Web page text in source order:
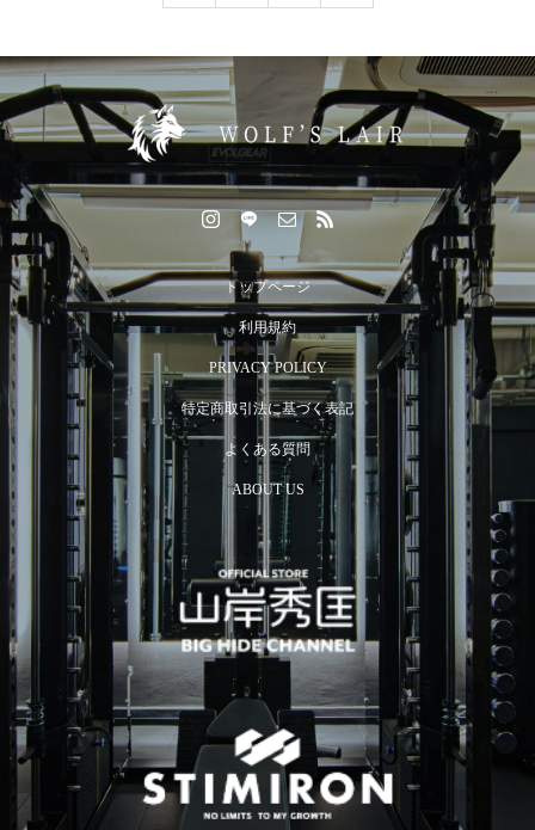
トップページ
利用規約
PRIVACY POLICY
特定商取引法に基づく表記
よくある質問
ABOUT US